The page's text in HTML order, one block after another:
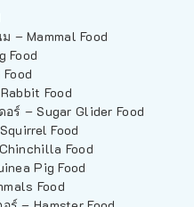
– Mammal Food
Food
Food
อร์ – Sugar Glider Food
Food
Food
Pig Food
Food